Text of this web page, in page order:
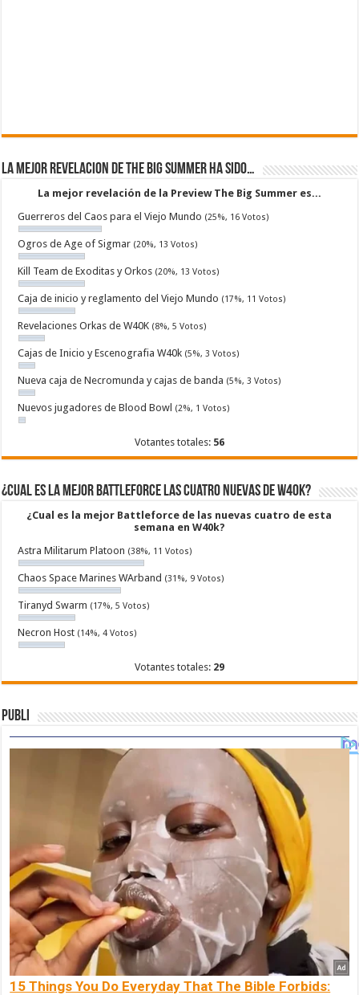
La mejor revelacion de The Big Summer ha sido…
La mejor revelación de la Preview The Big Summer es...
Guerreros del Caos para el Viejo Mundo (25%, 16 Votos)
Ogros de Age of Sigmar (20%, 13 Votos)
Kill Team de Exoditas y Orkos (20%, 13 Votos)
Caja de inicio y reglamento del Viejo Mundo (17%, 11 Votos)
Revelaciones Orkas de W40K (8%, 5 Votos)
Cajas de Inicio y Escenografia W40k (5%, 3 Votos)
Nueva caja de Necromunda y cajas de banda (5%, 3 Votos)
Nuevos jugadores de Blood Bowl (2%, 1 Votos)
Votantes totales: 56
¿Cual es la mejor Battleforce las cuatro nuevas de W40k?
¿Cual es la mejor Battleforce de las nuevas cuatro de esta
semana en W40k?
Astra Militarum Platoon (38%, 11 Votos)
Chaos Space Marines WArband (31%, 9 Votos)
Tiranyd Swarm (17%, 5 Votos)
Necron Host (14%, 4 Votos)
Votantes totales: 29
Publi
15 Things You Do Everyday That The Bible Forbids: